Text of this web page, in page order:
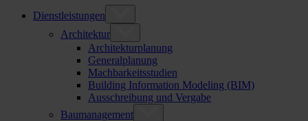
Dienstleistungen
Architektur
Architekturplanung
Generalplanung
Machbarkeitsstudien
Building Information Modeling (BIM)
Ausschreibung und Vergabe
Baumanagement